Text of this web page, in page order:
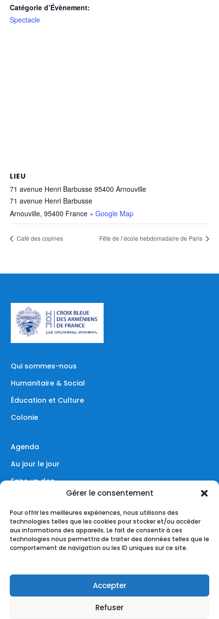
Gérer le consentement
Pour offrir les meilleures expériences, nous utilisons des
technologies telles que les cookies pour stocker et/ou accéder
aux informations des appareils. Le fait de consentir à ces
technologies nous permettra de traiter des données telles que le
comportement de navigation ou les ID uniques sur ce site.
Accepter
Refuser
Catégorie d’Évènement:
Spectacle
LIEU
71 avenue Henri Barbusse 95400 Arnouville
71 avenue Henri Barbusse
Arnouville, 95400 France + Google Map
Café des copines Fête de l’école hebdomadaire de Paris
Qui sommes-nous
Humanitaire & Social
Éducation et Culture
Colonie
Agenda
Au jour le jour
Faire un don
Réseaux sociaux